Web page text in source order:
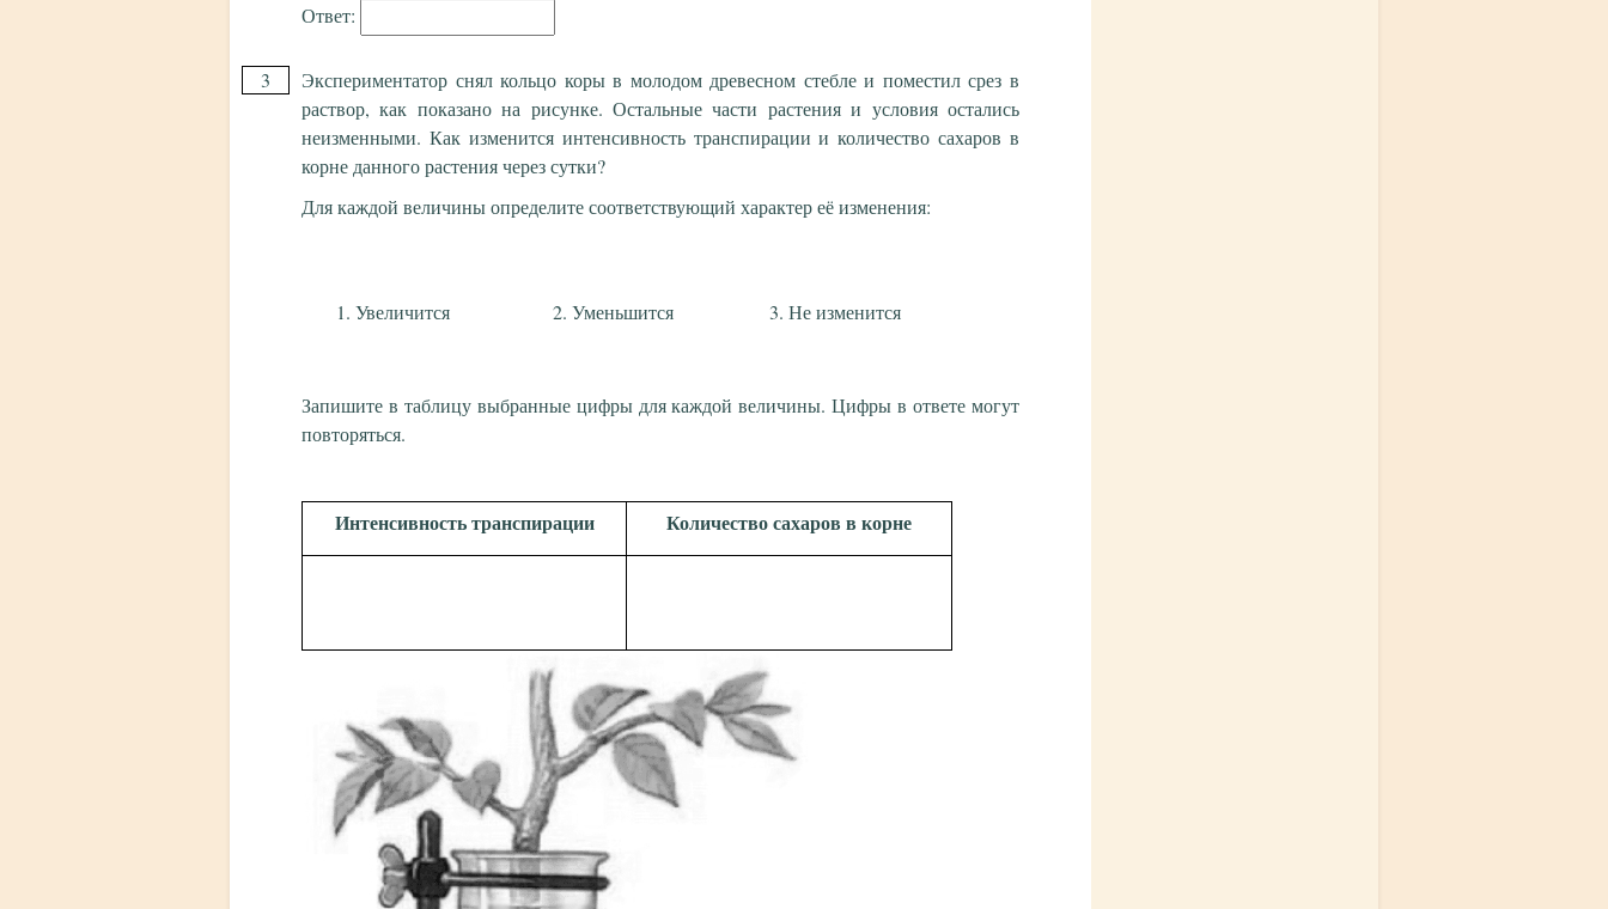
Ответ:
3
Экспериментатор снял кольцо коры в молодом древесном стебле и поместил срез в
раствор, как показано на рисунке. Остальные части растения и условия остались
неизменными. Как изменится интенсивность транспирации и количество сахаров в
корне данного растения через сутки?
Для каждой величины определите соответствующий характер её изменения:
Увеличится Уменьшится Не изменится
Запишите в таблицу выбранные цифры для каждой величины. Цифры в ответе могут
повторяться.
Интенсивность транспирации Количество сахаров в корне